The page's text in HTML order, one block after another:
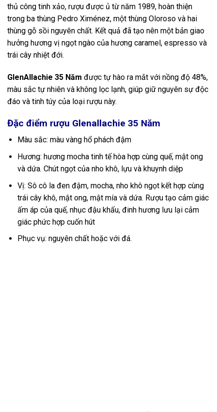
thủ công tinh xảo, rượu được ủ từ năm 1989, hoàn thiện
trong ba thùng Pedro Ximénez, một thùng Oloroso và hai
thùng gỗ sồi nguyên chất. Kết quả đã tạo nên một bản giao
hưởng hương vị ngọt ngào của hương caramel, espresso và
trái cây nhiệt đới.
GlenAllachie 35 Năm được tự hào ra mắt với nồng độ 48%,
màu sắc tự nhiên và không lọc lạnh, giúp giữ nguyên sự độc
đáo và tinh túy của loại rượu này.
Đặc điểm rượu Glenallachie 35 Năm
Màu sắc: màu vàng hổ phách đậm
Hương: hương mocha tinh tế hòa hợp cùng quế, mật ong
và dứa. Chút ngọt của nho khô, lựu và khuynh diệp
Vị: Sô cô la đen đậm, mocha, nho khô ngọt kết hợp cùng
trái cây khô, mật ong, mật mía và dứa. Rượu tạo cảm giác
ấm áp của quế, nhục đậu khấu, đinh hương lưu lại cảm
giác phức hợp cuốn hút
Phục vụ: nguyên chất hoặc với đá.